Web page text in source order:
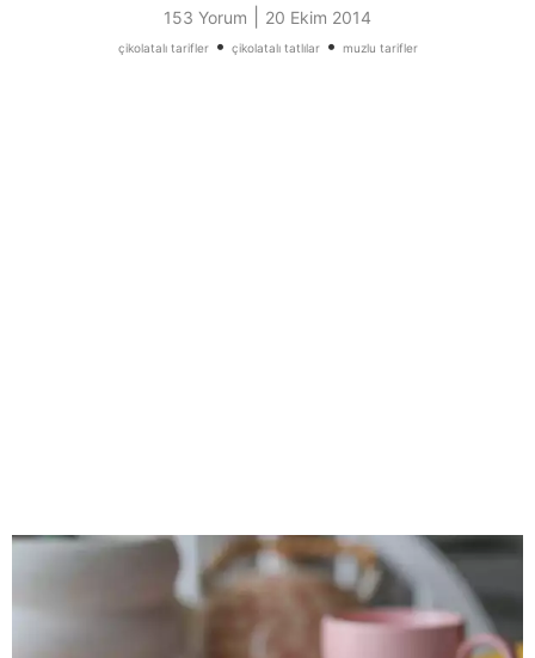
153 Yorum 20 Ekim 2014
çikolatalı tarifler• çikolatalı tatlılar• muzlu tarifler